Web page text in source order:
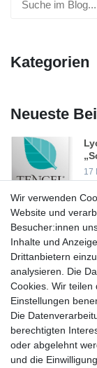
Kategorien
Neueste
17
23
Wir verwenden
Website und
Besucher:innen
Inhalte und
Drittanbietern
analysieren. Die
Cookies. Wir teilen
Einstellungen
Die
berechtigten
oder abgelehnt
und die